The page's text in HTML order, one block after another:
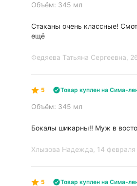
Объём: 345 мл
Стаканы очень классные!
ещё
Федяева Татьяна Сергеевна ,
5 Товар куплен на Сима-
Объём: 345 мл
Бокалы шикарны!! Муж в
Хлызова Надежда , 14
5 Товар куплен на Сима-